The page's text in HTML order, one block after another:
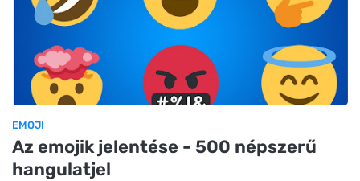
EMOJI
Az emojik jelentése - 500 népszerű
hangulatjel